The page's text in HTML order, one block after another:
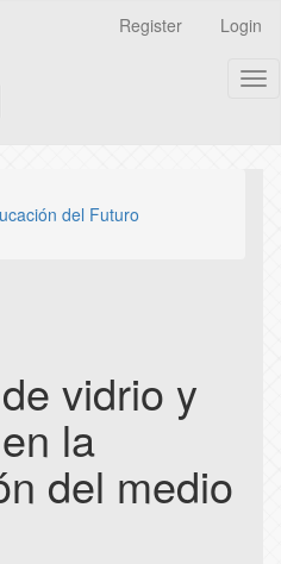
Register Login
del Futuro
vidrio y
la
del medio